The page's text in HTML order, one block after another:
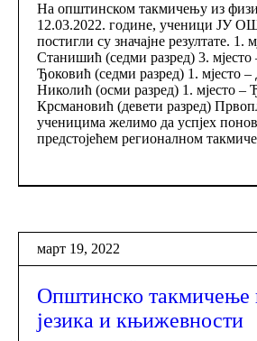
На општинском такмичењу из
12.03.2022. године, ученици ЈУ
постигли су значајне резултате. 1.
Станишић (седми разред) 3.
Ђоковић (седми разред) 1. мјесто
Николић (осми разред) 1. мјесто –
Крсмановић (девети разред)
ученицима желимо да успјех
предстојећем регионалном
март 19, 2022
Општинско такмичење
језика и књижевности